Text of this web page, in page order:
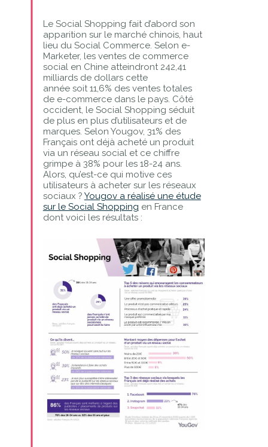
Le Social Shopping fait d’abord son
apparition sur le marché chinois, haut
lieu du Social Commerce. Selon e-
Marketer, les ventes de commerce
social en Chine atteindront 242,41
milliards de dollars cette
année soit 11,6% des ventes totales
de e-commerce dans le pays. Côté
occident, le Social Shopping séduit
de plus en plus d’utilisateurs et de
marques. Selon Yougov, 31% des
Français ont déjà acheté un produit
via un réseau social et ce chiffre
grimpe à 38% pour les 18-24 ans.
Alors, qu’est-ce qui motive ces
utilisateurs à acheter sur les réseaux
sociaux ? Yougov a réalisé une étude
sur le Social Shopping en France
dont voici les résultats :